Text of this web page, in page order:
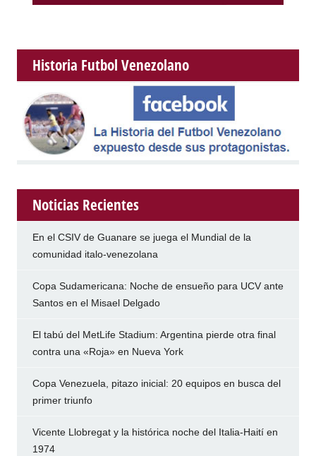
Historia Futbol Venezolano
Noticias Recientes
En el CSIV de Guanare se juega el Mundial de la
comunidad italo-venezolana
Copa Sudamericana: Noche de ensueño para UCV ante
Santos en el Misael Delgado
El tabú del MetLife Stadium: Argentina pierde otra final
contra una «Roja» en Nueva York
Copa Venezuela, pitazo inicial: 20 equipos en busca del
primer triunfo
Vicente Llobregat y la histórica noche del Italia-Haití en
1974